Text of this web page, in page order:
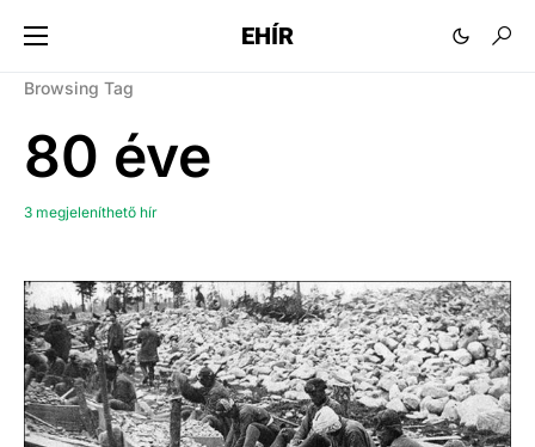
EHÍR
Browsing Tag
80 éve
3 megjeleníthető hír